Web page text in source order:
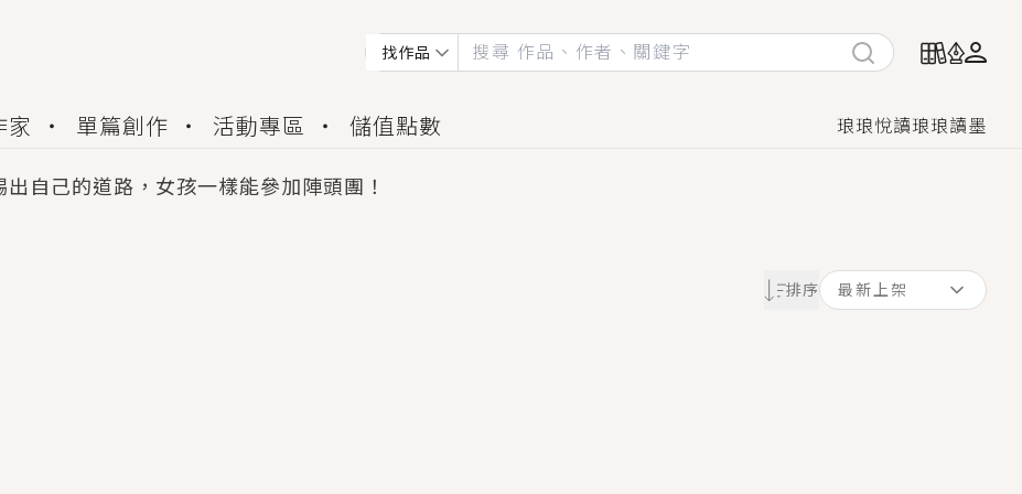
找作品
家 單篇創作 活動專區 儲值點數 琅琅悅讀琅琅讀墨
自己的道路，女孩一樣能參加陣頭團！
獲得豐富廣宣資源、專屬服務與獨享福利！
大佬，你哭什麼？》追妻火葬場！前夫失憶移情別戀，她頭也不回找新歡，他居然還後悔了？
日、檸檬的香氣、互相愛慕的兩位少女，今夏最推純愛GL漫畫！
體質世界觀，無法抗拒的吸引力，已中毒Σ>―(〃°ω°〃)♡→
了房子模型，但現實中買下的竟是屬於他的停屍櫃？！
個連自己也無法改變的永恆， 他的一生將不由自主追逐著她……
排序 最新上架